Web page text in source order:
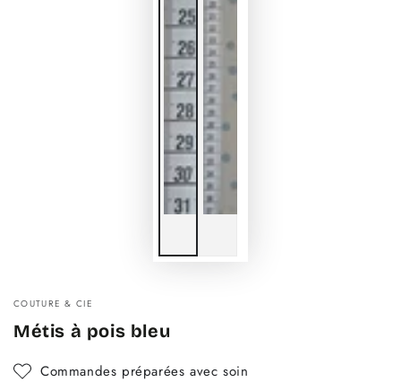
COUTURE & CIE
Métis à pois bleu
Commandes préparées avec soin